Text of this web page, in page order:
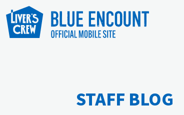
STAFF BLOG